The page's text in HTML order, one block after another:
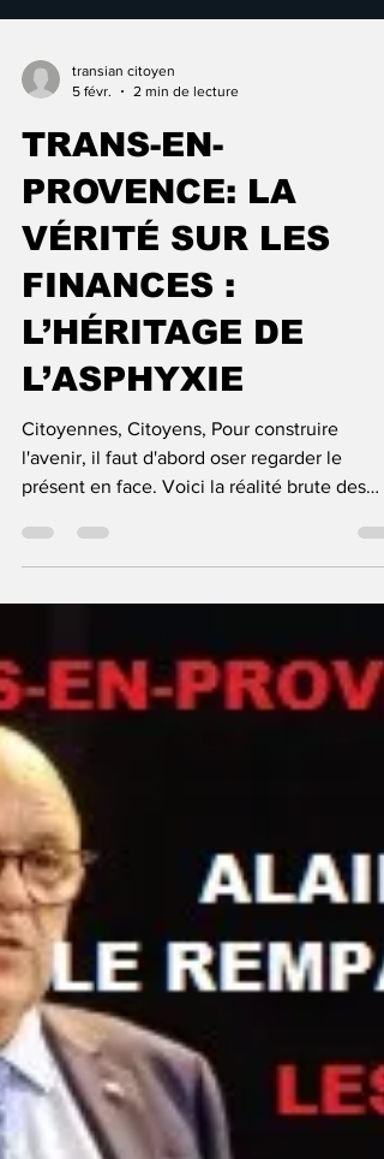
5 févr.
2 min de lecture
TRANS-EN-
PROVENCE: LA
VÉRITÉ SUR LES
FINANCES :
L’HÉRITAGE DE
L’ASPHYXIE
Citoyennes, Citoyens, Pour construire
l'avenir, il faut d'abord oser regarder le
présent en face. Voici la réalité brute des
fissuré. Aujourd'hui, la totalité de vos Impôts
LOCAUX (3,1 M€) est insuffisante pour payer
les seuls Salaires de la mairie (3,25 M€). Le
constat : Un déficit de 150 000 € avant
d’a